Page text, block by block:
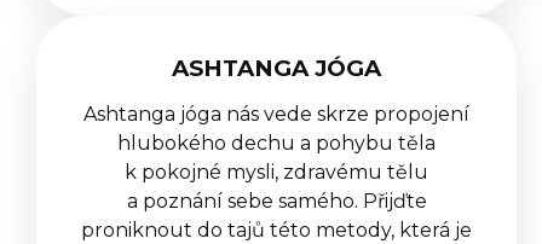
ASHTANGA JÓGA
Ashtanga jóga nás vede skrze propojení
hlubokého dechu a pohybu těla
k pokojné mysli, zdravému tělu
a poznání sebe samého. Přijďte
proniknout do tajů této metody, která je